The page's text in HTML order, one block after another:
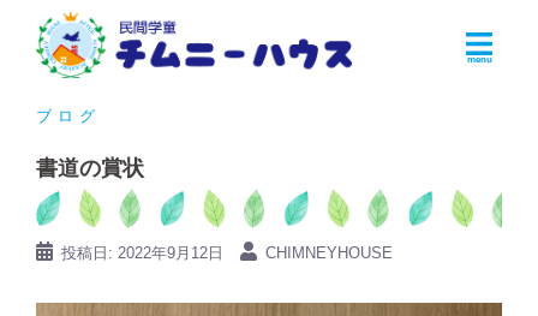
ブログ
書道の賞状
投稿日: 2022年9月12日 CHIMNEYHOUSE